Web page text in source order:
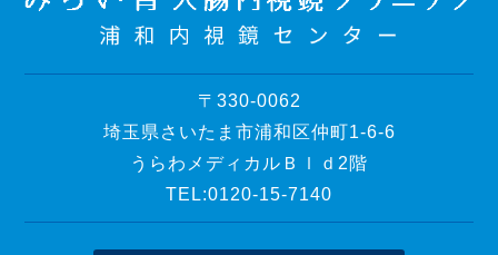
〒330-0062
埼玉県さいたま市浦和区仲町1-6-6
うらわメディカルＢｌｄ2階
TEL:0120-15-7140